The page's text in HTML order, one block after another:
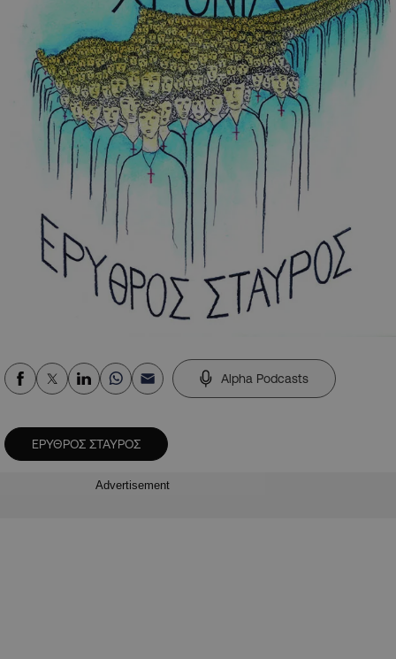
Alpha Podcasts
ΕΡΥΘΡΟΣ ΣΤΑΥΡΟΣ
Advertisement